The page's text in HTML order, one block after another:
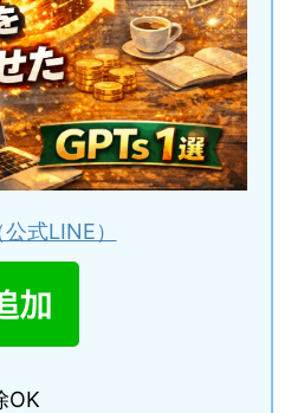
式LINE）
OK